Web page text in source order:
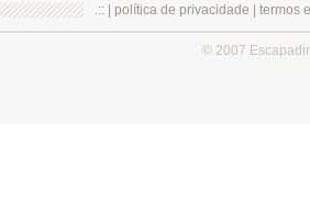
.:: | política de privacidade termos
© 2007